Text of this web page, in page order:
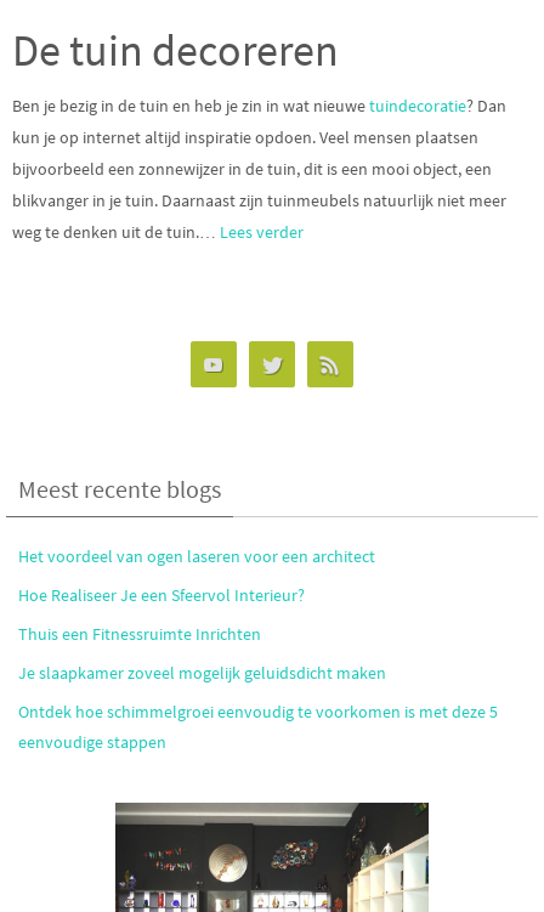
De tuin decoreren
Ben je bezig in de tuin en heb je zin in wat nieuwetuindecoratie? Dan
kun je op internet altijd inspiratie opdoen. Veel mensen plaatsen
bijvoorbeeld een zonnewijzer in de tuin, dit is een mooi object, een
blikvanger in je tuin. Daarnaast zijn tuinmeubels natuurlijk niet meer
weg te denken uit de tuin.… Lees verder
Meest recente blogs
Het voordeel van ogen laseren voor een architect
Hoe Realiseer Je een Sfeervol Interieur?
Thuis een Fitnessruimte Inrichten
Je slaapkamer zoveel mogelijk geluidsdicht maken
Ontdek hoe schimmelgroei eenvoudig te voorkomen is met deze 5
eenvoudige stappen